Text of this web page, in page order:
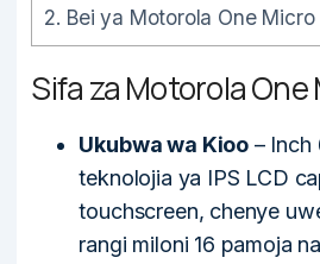
2. Bei ya Motorola One Micro
Sifa za Motorola One
Ukubwa wa Kioo– Inch
teknolojia ya IPS LCD
touchscreen, chenye
rangi miloni 16 pamoja